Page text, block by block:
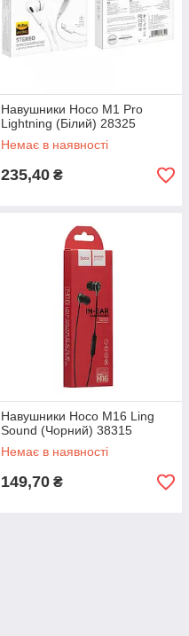
Навушники Hoco M1 Pro
Lightning (Бiлий) 28325
Немає в наявності
235,40 ₴
Навушники Hoco M16 Ling
Sound (Чорний) 38315
Немає в наявності
149,70 ₴